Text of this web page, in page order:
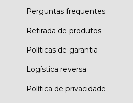
Perguntas frequentes
Retirada de produtos
Políticas de garantia
Logística reversa
Política de privacidade